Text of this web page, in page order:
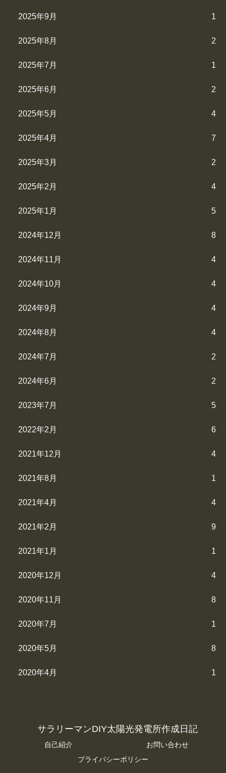
2025年9月 1
2025年8月 2
2025年7月 1
2025年6月 2
2025年5月 4
2025年4月 7
2025年3月 2
2025年2月 4
2025年1月 5
2024年12月 8
2024年11月 4
2024年10月 4
2024年9月 4
2024年8月 4
2024年7月 2
2024年6月 2
2023年7月 5
2022年2月 6
2021年12月 4
2021年8月 1
2021年4月 4
2021年2月 9
2021年1月 1
2020年12月 4
2020年11月 8
2020年7月 1
2020年5月 8
2020年4月 1
サラリーマンDIY太陽光発電所作成日記
自己紹介
お問い合わせ
プライバシーポリシー